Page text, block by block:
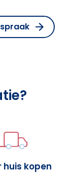
huis kopen